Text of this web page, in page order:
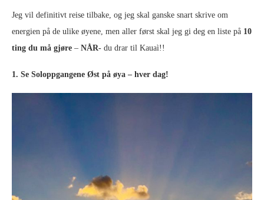
Jeg vil definitivt reise tilbake, og jeg skal ganske snart skrive om
energien på de ulike øyene, men aller først skal jeg gi deg en liste på 10
ting du må gjøre – NÅR- du drar til Kauaì!!
1. Se Soloppgangene Øst på øya – hver dag!